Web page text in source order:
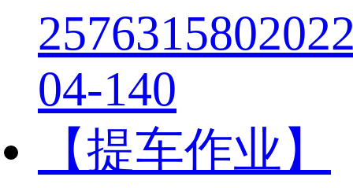
257631580
04-140
【提车作业】